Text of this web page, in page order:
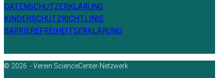
DATENSCHUTZERKLÄRUNG
KINDERSCHUTZRICHTLINIE
BARRIEREFREIHEITSERKLÄRUNG
© 2026 - Verein ScienceCenter-Netzwerk